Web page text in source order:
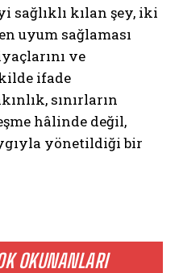
OKUNANLARI
sağlıklı kılan şey, iki
uyum sağlaması
ve
ifade
sınırların
hâlinde değil,
yönetildiği bir